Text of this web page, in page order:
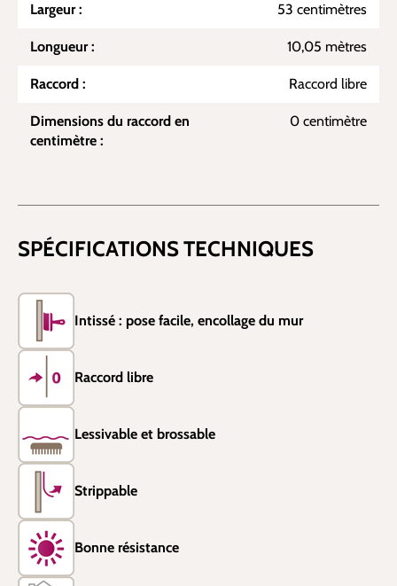
Largeur : 53 centimètres
Longueur : 10,05 mètres
Raccord : Raccord libre
Dimensions du raccord en
centimètre :
0 centimètre
SPÉCIFICATIONS TECHNIQUES
Intissé : pose facile, encollage du mur
Raccord libre
Lessivable et brossable
Strippable
Bonne résistance